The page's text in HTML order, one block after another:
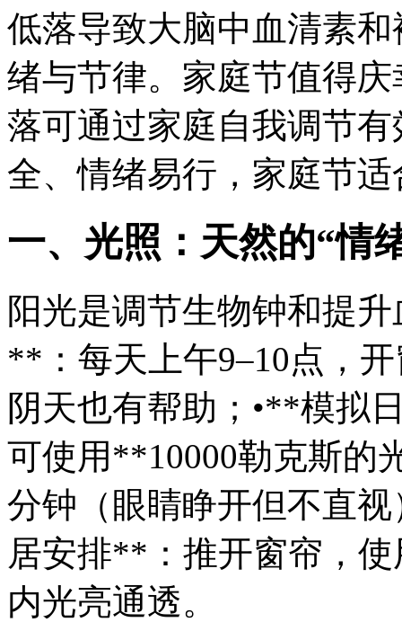
低落导致大脑中血清素
绪与节律。家庭节值得庆
落可通过家庭自我调节
全、情绪易行，家庭节
一、光照：天然的“情
阳光是调节生物钟和提
**：每天上午9–10点，
阴天也有帮助；•**模拟
可使用**10000勒克斯的
分钟（眼睛睁开但不直
居安排**：推开窗帘，
内光亮通透。